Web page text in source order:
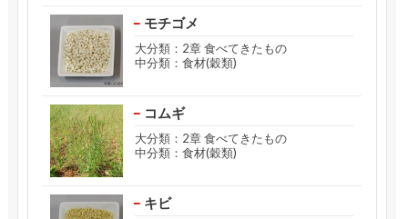
モチゴメ
大分類：2章 食べてきたもの
中分類：食材(穀類)
コムギ
大分類：2章 食べてきたもの
中分類：食材(穀類)
キビ